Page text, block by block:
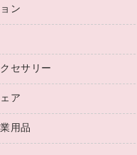
紙
ェットプリンタ用紙
ーク／ＬＡＮアクセサリー
ティ用品
フォン／モバイル周辺機器
ブ／ＵＳＢアクセサリー
ルター
ーナー／エアダスター
カメラ
ー
ェットプリンタ／複合機
収納用品
チェア
ングテーブル
ー
ン
ボード・黒板
書庫
・下駄箱
納
セサリー
アクセサリー
ア
護・ワーキングウェア
・シャツ
用品